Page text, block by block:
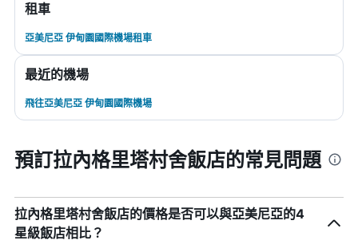
租車
亞美尼亞 伊甸園國際機場租車
最近的機場
飛往亞美尼亞 伊甸園國際機場
預訂拉內格里塔村舍飯店的常見問題
拉內格里塔村舍飯店的價格是否可以與亞美尼亞的4
星級飯店相比？